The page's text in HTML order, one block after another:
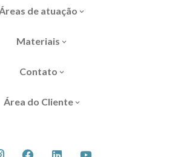
de atuação
Materiais
Contato
Área do Cliente